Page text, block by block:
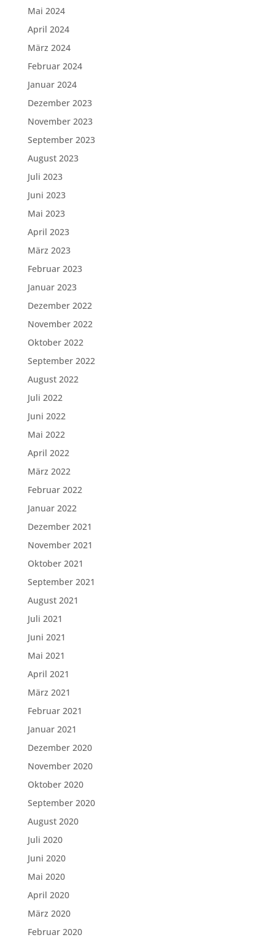
Mai 2024
April 2024
März 2024
Februar 2024
Januar 2024
Dezember 2023
November 2023
September 2023
August 2023
Juli 2023
Juni 2023
Mai 2023
April 2023
März 2023
Februar 2023
Januar 2023
Dezember 2022
November 2022
Oktober 2022
September 2022
August 2022
Juli 2022
Juni 2022
Mai 2022
April 2022
März 2022
Februar 2022
Januar 2022
Dezember 2021
November 2021
Oktober 2021
September 2021
August 2021
Juli 2021
Juni 2021
Mai 2021
April 2021
März 2021
Februar 2021
Januar 2021
Dezember 2020
November 2020
Oktober 2020
September 2020
August 2020
Juli 2020
Juni 2020
Mai 2020
April 2020
März 2020
Februar 2020